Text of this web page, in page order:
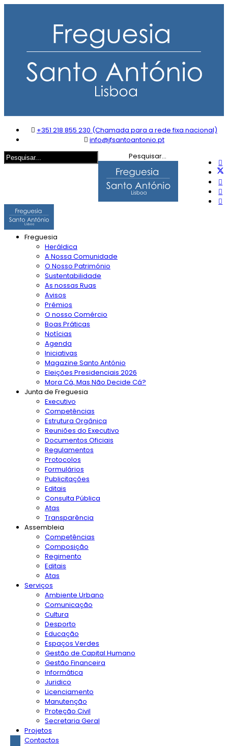
+351 218 855 230 (Chamada para a rede fixa nacional)
info@jfsantoantonio.pt
Pesquisar...
Freguesia
Heráldica
A Nossa Comunidade
O Nosso Património
Sustentabilidade
As nossas Ruas
Avisos
Prémios
O nosso Comércio
Boas Práticas
Notícias
Agenda
Iniciativas
Magazine Santo António
Eleições Presidenciais 2026
Mora Cá, Mas Não Decide Cá?
Junta de Freguesia
Executivo
Competências
Estrutura Orgânica
Reuniões do Executivo
Documentos Oficiais
Regulamentos
Protocolos
Formulários
Publicitações
Editais
Consulta Pública
Atas
Transparência
Assembleia
Competências
Composição
Regimento
Editais
Atas
Serviços
Ambiente Urbano
Comunicação
Cultura
Desporto
Educação
Espaços Verdes
Gestão de Capital Humano
Gestão Financeira
Informática
Juridico
Licenciamento
Manutenção
Proteção Civil
Secretaria Geral
Projetos
Contactos